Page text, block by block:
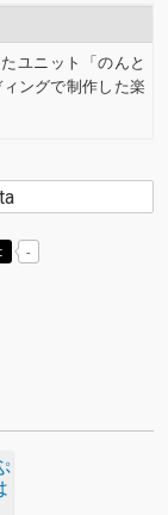
ユニット「のんと
ングで制作した楽
-